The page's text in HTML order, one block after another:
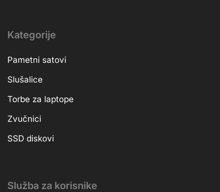
Kategorije
Pametni satovi
Slušalice
Torbe za laptope
Zvučnici
SSD diskovi
Služba za korisnike